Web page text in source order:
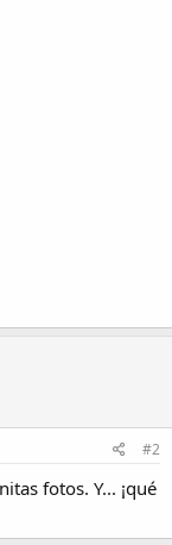
#2
fotos. Y... ¡qué